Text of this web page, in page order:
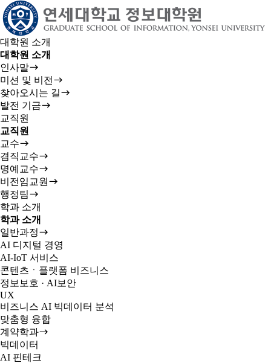
대학원 소개
대학원 소개
인사말
미션 및 비전
찾아오시는 길
발전 기금
교직원
교직원
교수
겸직교수
명예교수
비전임교원
행정팀
학과 소개
학과 소개
일반과정
AI 디지털 경영
AI-IoT 서비스
콘텐츠ㆍ플랫폼 비즈니스
정보보호 · AI보안
UX
비즈니스 AI 빅데이터 분석
맞춤형 융합
계약학과
빅데이터
AI 핀테크